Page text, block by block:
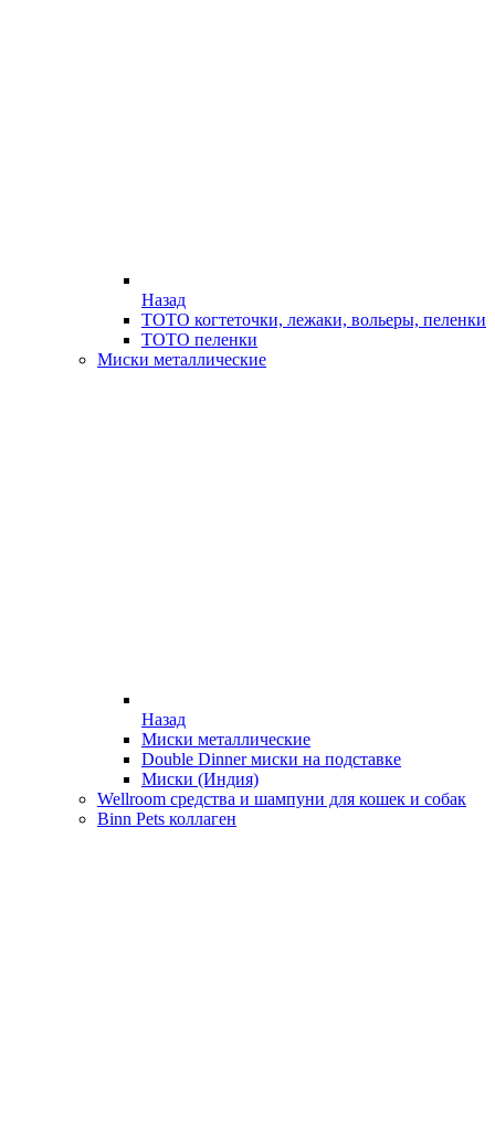
Назад
ТОТО когтеточки, лежаки, вольеры, пеленки
ТОТО пеленки
Миски металлические
Назад
Миски металлические
Double Dinner миски на подставке
Миски (Индия)
Wellroom средства и шампуни для кошек и собак
Binn Pets коллаген